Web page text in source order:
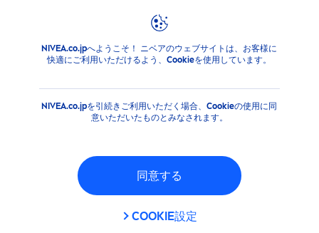
NIVEA.co.jpへようこそ！ ニベアのウェブサイトは、お客様に
快適にご利用いただけるよう、Cookieを使用しています。
NIVEA.co.jpを引続きご利用いただく場合、Cookieの使用に同
意いただいたものとみなされます。
同意する
COOKIE設定
注目情報 紫外線対策講座